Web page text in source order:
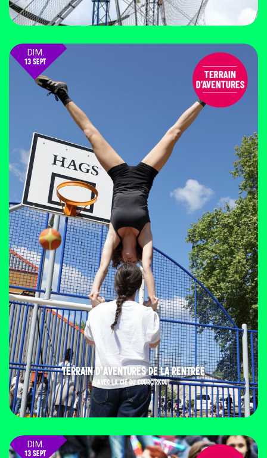
DIM.
13 SEPT
TERRAIN D’AVENTURES DE LA RENTRÉE
AVEC LA CIE DU COURCIRKOUI
DIM.
13 SEPT